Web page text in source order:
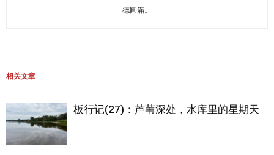
德圓滿。
相关文章
板行记(27)：芦苇深处，水库里的星期天